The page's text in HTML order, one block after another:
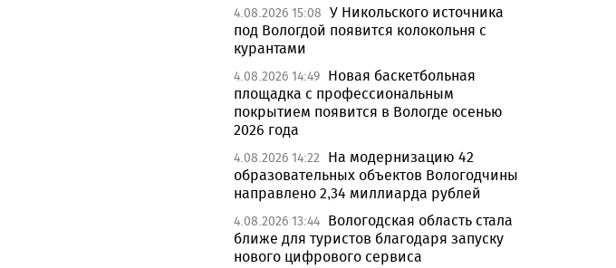
4.08.2026 15:08 У Никольского источника
под Вологдой появится колокольня с
курантами
4.08.2026 14:49 Новая баскетбольная
площадка с профессиональным
покрытием появится в Вологде осенью
2026 года
4.08.2026 14:22
На модернизацию 42
образовательных объектов Вологодчины
направлено 2,34 миллиарда рублей
4.08.2026 13:44 Вологодская область стала
ближе для туристов благодаря запуску
нового цифрового сервиса